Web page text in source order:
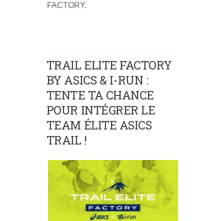
FACTORY.
TRAIL ELITE FACTORY
BY ASICS & I-RUN :
TENTE TA CHANCE
POUR INTÉGRER LE
TEAM ÉLITE ASICS
TRAIL !